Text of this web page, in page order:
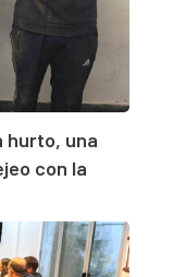
hurto, una
con la